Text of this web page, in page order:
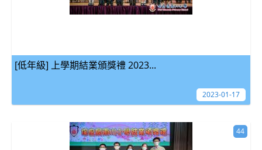
[低年級] 上學期結業頒獎禮 2023...
2023-01-17
44